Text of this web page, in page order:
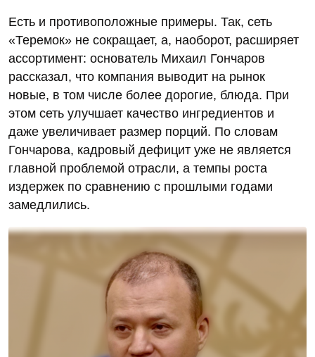
Есть и противоположные примеры. Так, сеть
«Теремок» не сокращает, а, наоборот, расширяет
ассортимент: основатель Михаил Гончаров
рассказал, что компания выводит на рынок
новые, в том числе более дорогие, блюда. При
этом сеть улучшает качество ингредиентов и
даже увеличивает размер порций. По словам
Гончарова, кадровый дефицит уже не является
главной проблемой отрасли, а темпы роста
издержек по сравнению с прошлыми годами
замедлились.